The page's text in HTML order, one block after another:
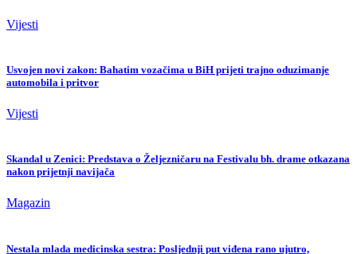
Vijesti
Usvojen novi zakon: Bahatim vozačima u BiH prijeti trajno oduzimanje
automobila i pritvor
Vijesti
Skandal u Zenici: Predstava o Željezničaru na Festivalu bh. drame otkazana
nakon prijetnji navijača
Magazin
Nestala mlada medicinska sestra: Posljednji put viđena rano ujutro,